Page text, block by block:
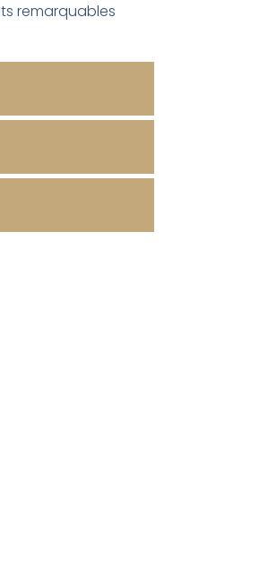
remarquables